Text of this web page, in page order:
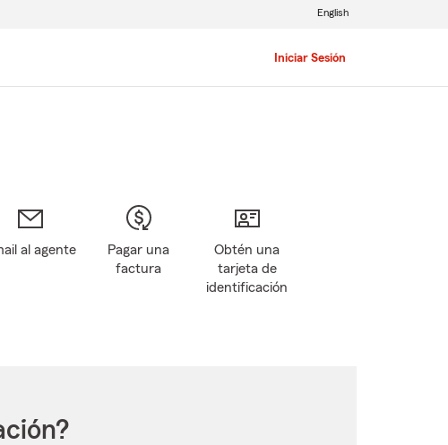
Iniciar Sesión
English
al agente
Pagar una
factura
Obtén una
tarjeta de
identificación